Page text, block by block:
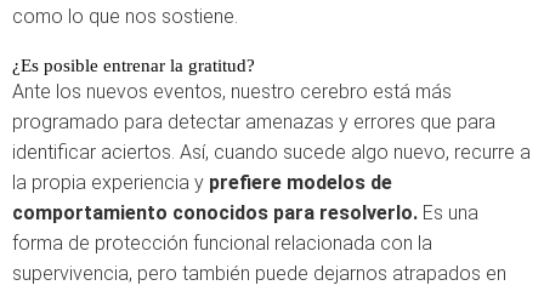
como lo que nos sostiene.
¿Es posible entrenar la gratitud?
Ante los nuevos eventos, nuestro cerebro está más
programado para detectar amenazas y errores que para
identificar aciertos. Así, cuando sucede algo nuevo, recurre a
la propia experiencia y prefiere modelos de
comportamiento conocidos para resolverlo. Es una
forma de protección funcional relacionada con la
supervivencia, pero también puede dejarnos atrapados en